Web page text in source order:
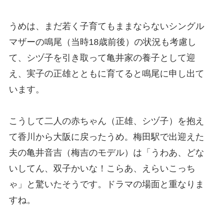
うめは、まだ若く子育てもままならないシングル
マザーの鳴尾（当時18歳前後）の状況も考慮し
て、シヅ子を引き取って亀井家の養子として迎
え、実子の正雄とともに育てると鳴尾に申し出て
います。
こうして二人の赤ちゃん（正雄、シヅ子）を抱え
て香川から大阪に戻ったうめ。梅田駅で出迎えた
夫の亀井音吉（梅吉のモデル）は「うわあ、どな
いしてん、双子かいな！こらあ、えらいこっち
ゃ」と驚いたそうです。ドラマの場面と重なりま
すね。